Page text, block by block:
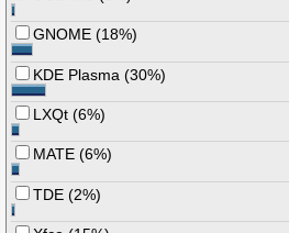
GNOME (18%)
KDE Plasma (30%)
LXQt (6%)
MATE (6%)
TDE (2%)